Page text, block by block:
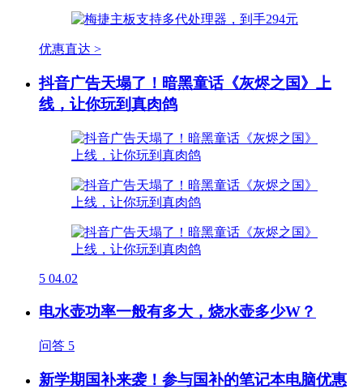
优惠直达 >
抖音广告天塌了！暗黑童话《灰烬之国》上
线，让你玩到真肉鸽
5 04.02
电水壶功率一般有多大，烧水壶多少W？
问答 5
新学期国补来袭！参与国补的笔记本电脑优惠